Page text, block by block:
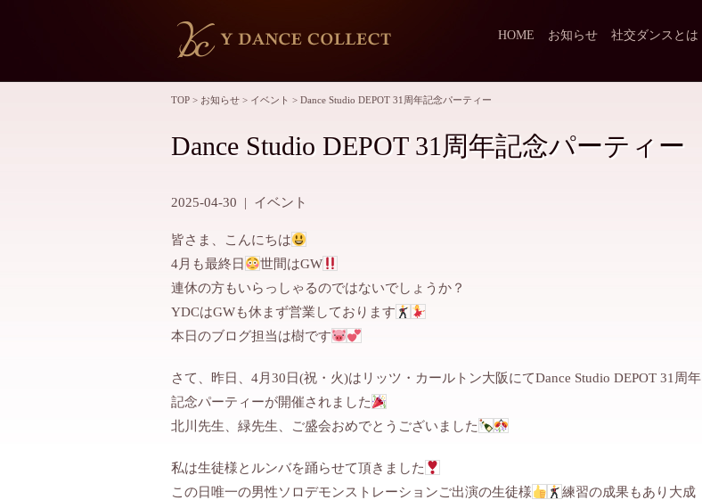
HOME お知らせ 社交ダンスとは
TOP > お知らせ > イベント > Dance Studio DEPOT 31周年記念パーティー
Dance Studio DEPOT 31周年記念パーティー
2025-04-30 | イベント
皆さま、こんにちは
4月も最終日
世間はGW
連休の方もいらっしゃるのではないでしょうか？
YDCはGWも休まず営業しております
本日のブログ担当は樹です
さて、昨日、4月30日(祝・火)はリッツ・カールトン大阪にてDance Studio DEPOT 31周年
記念パーティーが開催されました
北川先生、緑先生、ご盛会おめでとうございました
私は生徒様とルンバを踊らせて頂きました
この日唯一の男性ソロデモンストレーションご出演の生徒様
練習の成果もあり大成